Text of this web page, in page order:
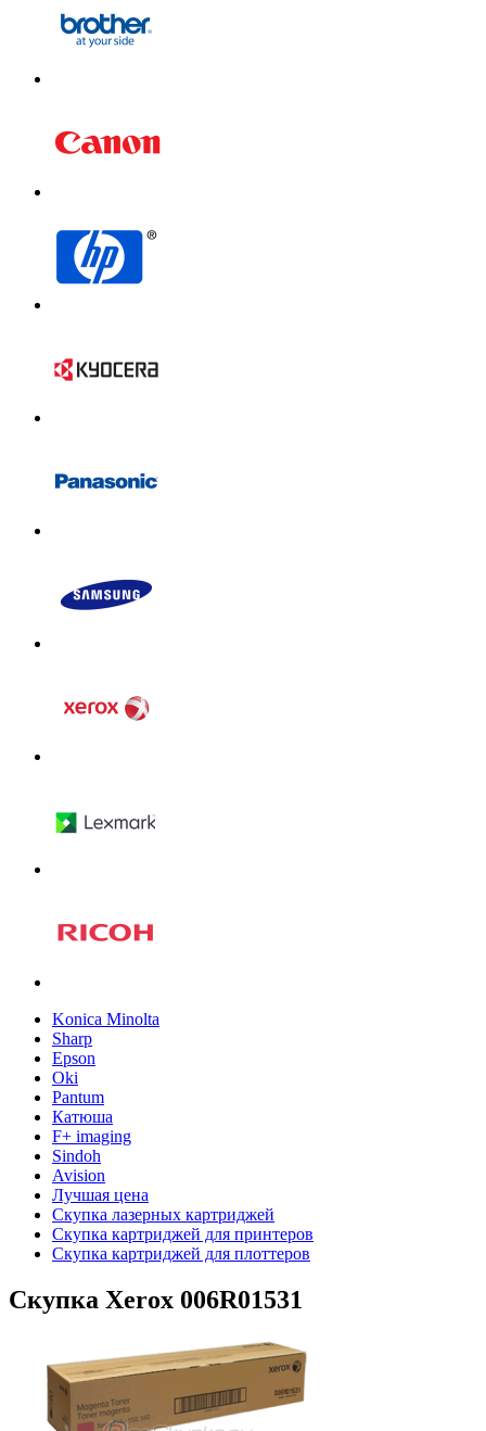
Konica Minolta
Sharp
Epson
Oki
Pantum
Катюша
F+ imaging
Sindoh
Avision
Лучшая цена
Скупка лазерных картриджей
Скупка картриджей для принтеров
Скупка картриджей для плоттеров
Скупка Xerox 006R01531